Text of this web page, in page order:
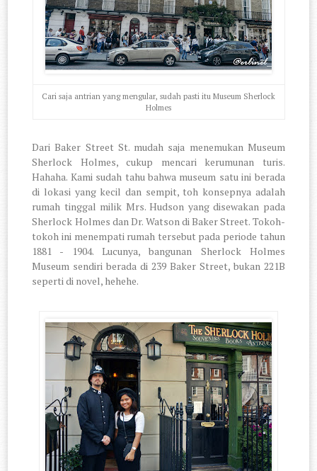
Cari saja antrian yang mengular, sudah pasti itu Museum Sherlock
Holmes
Dari Baker Street St. mudah saja menemukan Museum
Sherlock Holmes, cukup mencari kerumunan turis.
Hahaha. Kami sudah tahu bahwa museum satu ini berada
di lokasi yang kecil dan sempit, toh konsepnya adalah
rumah tinggal milik Mrs. Hudson yang disewakan pada
Sherlock Holmes dan Dr. Watson di Baker Street. Tokoh-
tokoh ini menempati rumah tersebut pada periode tahun
1881 - 1904. Lucunya, bangunan Sherlock Holmes
Museum sendiri berada di 239 Baker Street, bukan 221B
seperti di novel, hehehe.